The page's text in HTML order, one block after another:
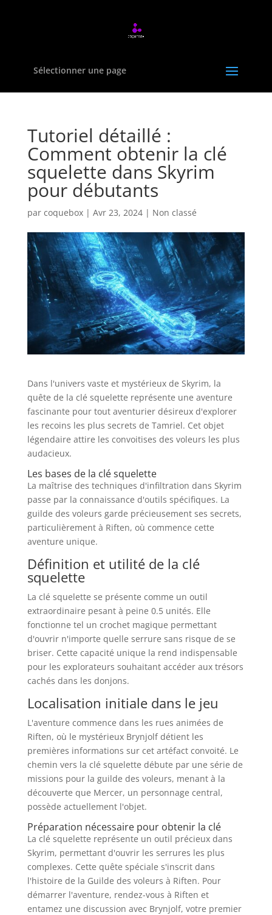
Sélectionner une page
Tutoriel détaillé :
Comment obtenir la clé
squelette dans Skyrim
pour débutants
par coquebox| Avr 23, 2024| Non classé
Dans l'univers vaste et mystérieux de Skyrim, la
quête de la clé squelette représente une aventure
fascinante pour tout aventurier désireux d'explorer
les recoins les plus secrets de Tamriel. Cet objet
légendaire attire les convoitises des voleurs les plus
audacieux.
Les bases de la clé squelette
La maîtrise des techniques d'infiltration dans Skyrim
passe par la connaissance d'outils spécifiques. La
guilde des voleurs garde précieusement ses secrets,
particulièrement à Riften, où commence cette
aventure unique.
Définition et utilité de la clé
squelette
La clé squelette se présente comme un outil
extraordinaire pesant à peine 0.5 unités. Elle
fonctionne tel un crochet magique permettant
d'ouvrir n'importe quelle serrure sans risque de se
briser. Cette capacité unique la rend indispensable
pour les explorateurs souhaitant accéder aux trésors
cachés dans les donjons.
Localisation initiale dans le jeu
L'aventure commence dans les rues animées de
Riften, où le mystérieux Brynjolf détient les
premières informations sur cet artéfact convoité. Le
chemin vers la clé squelette débute par une série de
missions pour la guilde des voleurs, menant à la
découverte que Mercer, un personnage central,
possède actuellement l'objet.
Préparation nécessaire pour obtenir la clé
La clé squelette représente un outil précieux dans
Skyrim, permettant d'ouvrir les serrures les plus
complexes. Cette quête spéciale s'inscrit dans
l'histoire de la Guilde des voleurs à Riften. Pour
démarrer l'aventure, rendez-vous à Riften et
entamez une discussion avec Brynjolf, votre premier